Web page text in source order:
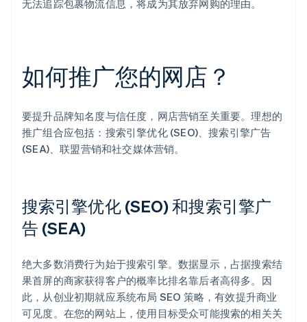
无法追踪包裹物流信息，将成为其放弃网购的理由。
如何推广您的网店？
要提升品牌知名度与信任度，网店营销至关重要。理想的
推广组合应包括：搜索引擎优化 (SEO)、搜索引擎广告
(SEA)、联盟营销和社交媒体营销。
搜索引擎优化 (SEO) 和搜索引擎广
告 (SEA)
绝大多数消费行为始于搜索引擎。数据显示，占据搜索结
果首屏的商家获得客户的概率比排名靠后者高得多。因
此，从创业初期就应系统布局 SEO 策略，有效提升商业
可见度。在您的网站上，使用目标受众可能搜索的相关关